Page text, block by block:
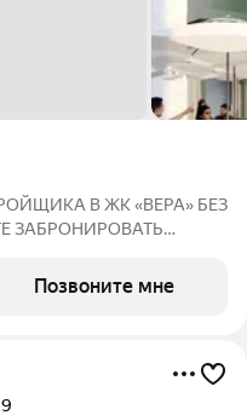
В ЖК «ВЕРА» БЕЗ
ПО СЕМЕЙНОЙ
Саранск,
Позвоните мне
9